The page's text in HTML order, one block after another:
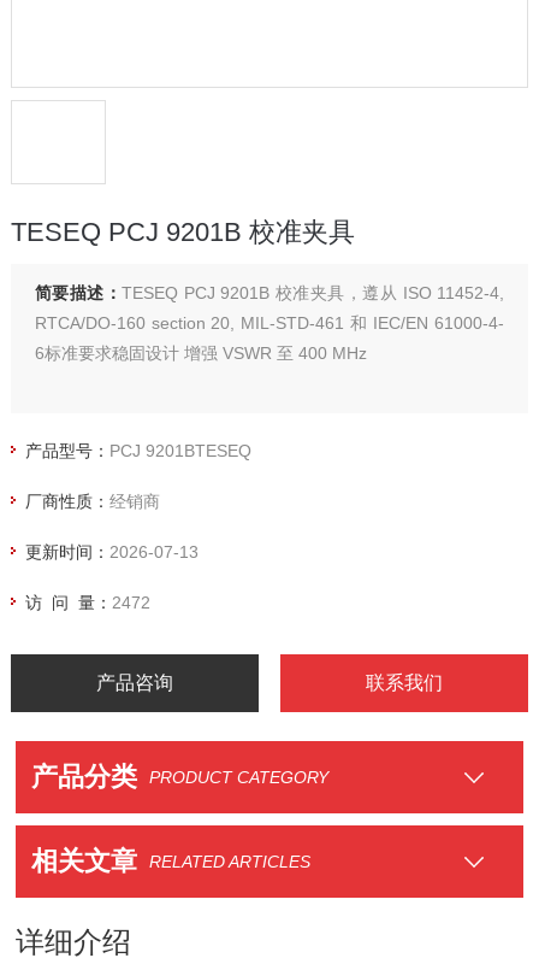
TESEQ PCJ 9201B 校准夹具
简要描述：TESEQ PCJ 9201B 校准夹具，遵从 ISO 11452-4,
RTCA/DO-160 section 20, MIL-STD-461 和 IEC/EN 61000-4-
6标准要求稳固设计 增强 VSWR 至 400 MHz
产品型号： PCJ 9201BTESEQ
厂商性质： 经销商
更新时间： 2026-07-13
访 问 量： 2472
产品咨询 联系我们
产品分类 PRODUCT CATEGORY
相关文章 RELATED ARTICLES
详细介绍